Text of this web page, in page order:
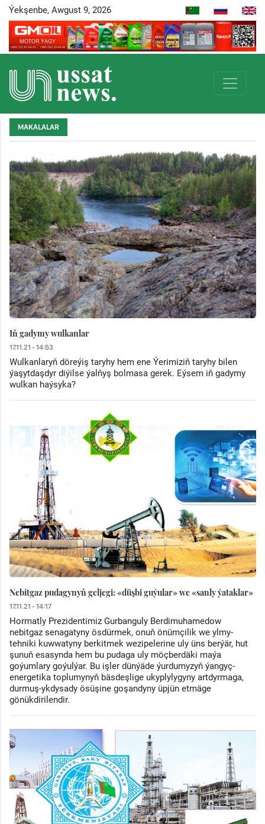
Ýekşenbe, Awgust 9, 2026
MAKALALAR
Iň gadymy wulkanlar
17.11.21 - 14:53
Wulkanlaryň döreýiş taryhy hem ene Ýerimiziň taryhy bilen
ýaşytdaşdyr diýilse ýalňyş bolmasa gerek. Eýsem iň gadymy
wulkan haýsyka?
Nebitgaz pudagynyň geljegi: «düşbi guýular» we «sanly ýataklar»
17.11.21 - 14:17
Hormatly Prezidentimiz Gurbanguly Berdimuhamedow
nebitgaz senagatyny ösdürmek, onuň önümçilik we ylmy-
tehniki kuwwatyny berkitmek wezipelerine uly üns berýär, hut
şunuň esasynda hem bu pudaga uly möçberdäki maýa
goýumlary goýulýar. Bu işler dünýäde ýurdumyzyň ýangyç-
energetika toplumynyň bäsdeşlige ukyplylygyny artdyrmaga,
durmuş-ykdysady ösüşine goşandyny üpjün etmäge
gönükdirilendir.